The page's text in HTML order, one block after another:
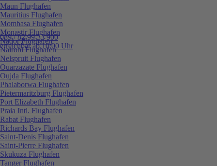
089 / 82 99 33 900
erreichbar ab 10:00 Uhr
Maun Flughafen
Mauritius Flughafen
Mombasa Flughafen
Monastir Flughafen
Nador Flughafen
Nairobi Flughafen
Nelspruit Flughafen
Ouarzazate Flughafen
Oujda Flughafen
Phalaborwa Flughafen
Pietermaritzburg Flughafen
Port Elizabeth Flughafen
Praia Intl. Flughafen
Rabat Flughafen
Richards Bay Flughafen
Saint-Denis Flughafen
Saint-Pierre Flughafen
Skukuza Flughafen
Tanger Flughafen